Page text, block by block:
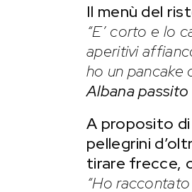
Il menù del
“E’ corto e lo
aperitivi
ho un pancake
Albana
A proposito
pellegrini
tirare frecce,
“Ho